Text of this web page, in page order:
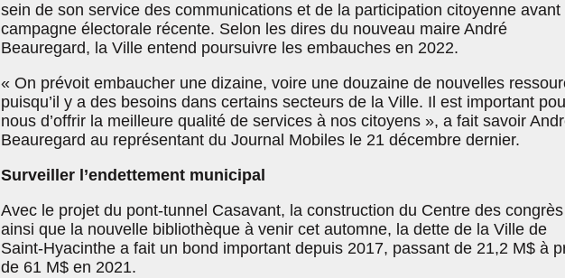
sein de son service des communications et de la participation citoyenne avant
campagne électorale récente. Selon les dires du nouveau maire André
Beauregard, la Ville entend poursuivre les embauches en 2022.
« On prévoit embaucher une dizaine, voire une douzaine de nouvelles
puisqu’il y a des besoins dans certains secteurs de la Ville. Il est important
nous d’offrir la meilleure qualité de services à nos citoyens », a fait savoir
Beauregard au représentant du Journal Mobiles le 21 décembre dernier.
Surveiller l’endettement municipal
Avec le projet du pont-tunnel Casavant, la construction du Centre des congrès
ainsi que la nouvelle bibliothèque à venir cet automne, la dette de la Ville de
Saint-Hyacinthe a fait un bond important depuis 2017, passant de 21,2 M$ à
de 61 M$ en 2021.